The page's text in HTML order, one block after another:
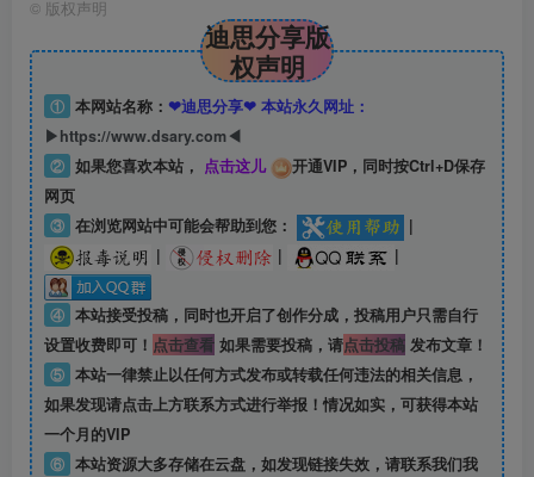
© 版权声明
迪思分享版
权声明
① 本网站名称： ❤迪思分享❤ 本站永久网址：
▶https://www.dsary.com◀
② 如果您喜欢本站， 点击这儿
开通VIP，同时按Ctrl+D保存
网页
③ 在浏览网站中可能会帮助到您：
|
|
| |
④ 本站接受投稿，同时也开启了创作分成，投稿用户只需自行
设置收费即可！ 点击查看如果需要投稿，请点击投稿发布文章！
⑤ 本站一律禁止以任何方式发布或转载任何违法的相关信息，
如果发现请点击上方联系方式进行举报！情况如实，可获得本站
一个月的VIP
⑥ 本站资源大多存储在云盘，如发现链接失效，请联系我们我